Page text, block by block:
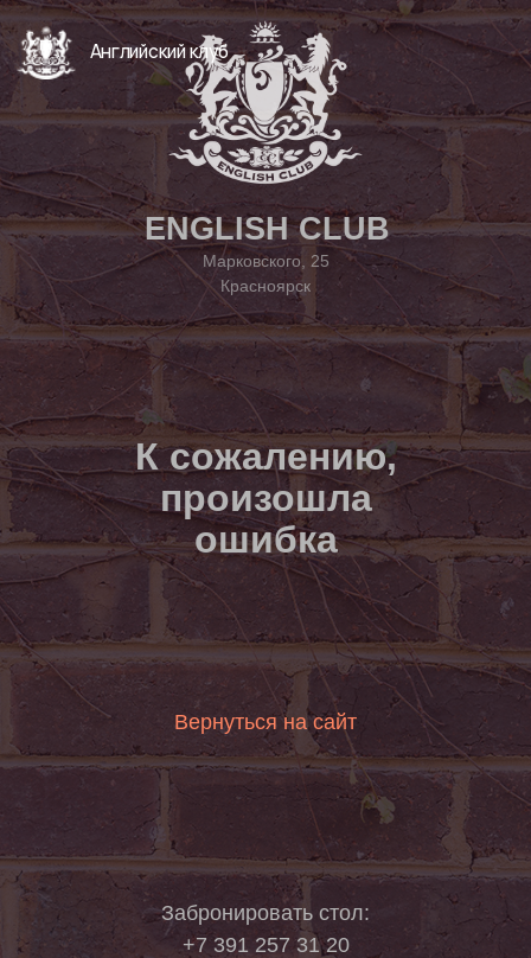
Английский клуб
ENGLISH CLUB
К сожалению,
произошла
ошибка
Забронировать стол:
+7 391 257 31 20
Марковского, 25
Красноярск
Вернуться на сайт
Напишите нам и мы подробно
ответим на все вопросы
Остались вопросы?
Мы всегда на связи